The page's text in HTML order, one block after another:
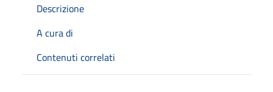
Descrizione
A cura di
Contenuti correlati